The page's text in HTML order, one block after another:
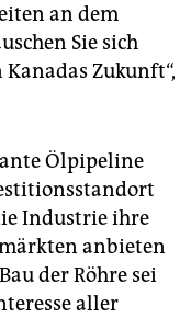
an dem
Sie sich
Zukunft“,
Ölpipeline
Industrie ihre
anbieten
der Röhre sei
aller